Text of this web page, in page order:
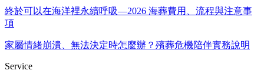
終於可以在海洋裡永續呼吸—2026 海葬費用、流程與注意事
項
家屬情緒崩潰、無法決定時怎麼辦？殯葬危機陪伴實務說明
Service